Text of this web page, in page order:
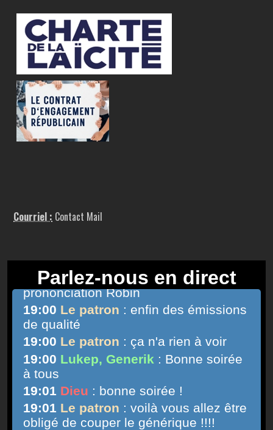
Courriel : Contact Mail